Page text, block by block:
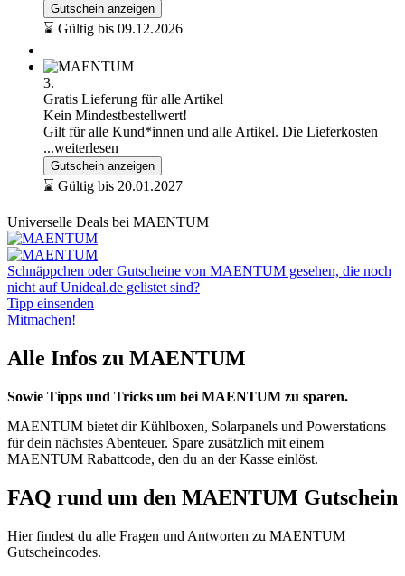
Gutschein anzeigen
⌛ Gültig bis 09.12.2026
3.
Gratis Lieferung für alle Artikel
Kein Mindestbestellwert!
Gilt für alle Kund*innen und alle Artikel. Die Lieferkosten
...weiterlesen
Gutschein anzeigen
⌛ Gültig bis 20.01.2027
Universelle Deals bei MAENTUM
Schnäppchen oder Gutscheine von MAENTUM gesehen, die noch
nicht auf Unideal.de gelistet sind?
Tipp einsenden
Mitmachen!
Alle Infos zu MAENTUM
Sowie Tipps und Tricks um bei MAENTUM zu sparen.
MAENTUM bietet dir Kühlboxen, Solarpanels und Powerstations
für dein nächstes Abenteuer. Spare zusätzlich mit einem
MAENTUM Rabattcode, den du an der Kasse einlöst.
FAQ rund um den MAENTUM Gutschein
Hier findest du alle Fragen und Antworten zu MAENTUM
Gutscheincodes.